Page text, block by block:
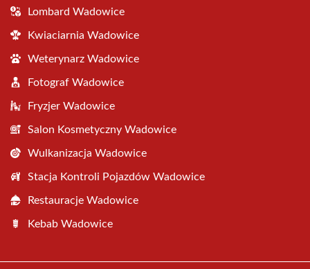
Lombard Wadowice
Kwiaciarnia Wadowice
Weterynarz Wadowice
Fotograf Wadowice
Fryzjer Wadowice
Salon Kosmetyczny Wadowice
Wulkanizacja Wadowice
Stacja Kontroli Pojazdów Wadowice
Restauracje Wadowice
Kebab Wadowice